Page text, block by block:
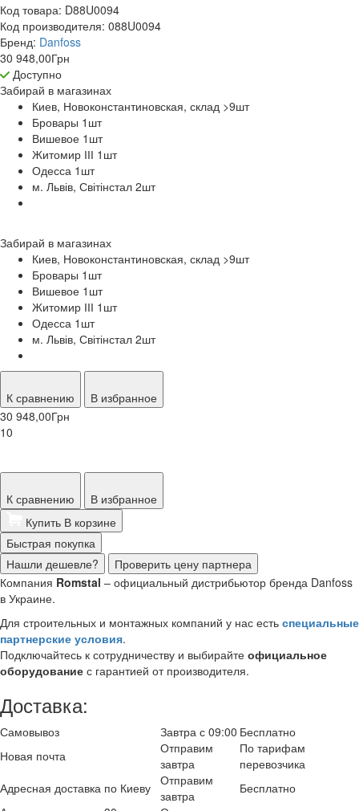
Код товара: D88U0094
Код производителя: 088U0094
Бренд: Danfoss
30 948,00Грн
Доступно
Забирай в магазинах
Киев, Новоконстантиновская, склад >9шт
Бровары 1 шт
Вишевое 1 шт
Житомир ІІІ 1 шт
Одесса 1 шт
м. Львів, Світінстал 2шт
Забирай в магазинах
Киев, Новоконстантиновская, склад >9шт
Бровары 1 шт
Вишевое 1 шт
Житомир ІІІ 1 шт
Одесса 1 шт
м. Львів, Світінстал 2шт
К сравнению
В избранное
30 948,00Грн
10
К сравнению
В избранное
Купить В корзине
Быстрая покупка
Нашли дешевле?
Проверить цену партнера
Компания Romstal – официальный дистрибьютор бренда Danfoss
в Украине.
Для строительных и монтажных компаний у нас есть специальные
партнерские условия.
Подключайтесь к сотрудничеству и выбирайте официальное
оборудование с гарантией от производителя.
Доставка:
Самовывоз Завтра с 09:00 Бесплатно
Новая почта
Отправим
завтра
По тарифам
перевозчика
Адресная доставка по Киеву Отправим
завтра
Бесплатно